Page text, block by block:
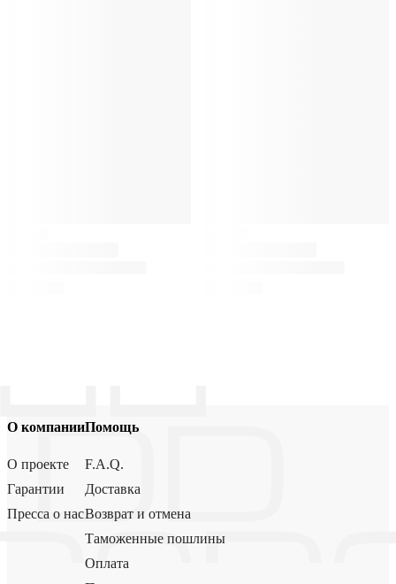
О компании
О проекте
Гарантии
Пресса о нас
Помощь
F.A.Q.
Доставка
Возврат и отмена
Таможенные пошлины
Оплата